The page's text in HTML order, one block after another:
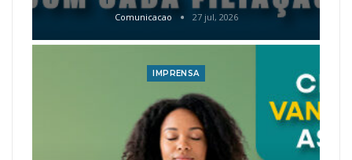
Comunicacao 27 jul, 2026
IMPRENSA